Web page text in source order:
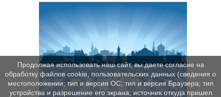
Продолжая использовать наш сайт, вы даете согласие на
обработку файлов cookie, пользовательских данных (сведения о
местоположении; тип и версия ОС; тип и версия Браузера; тип
устройства и разрешение его экрана; источник откуда пришел